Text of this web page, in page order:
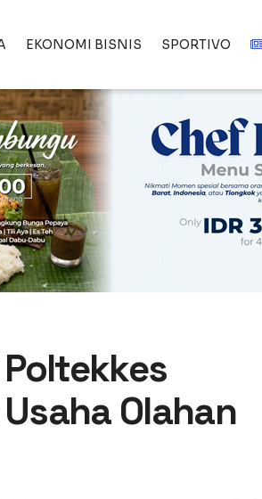
EKONOMI BISNIS SPORTIVO
Olahan